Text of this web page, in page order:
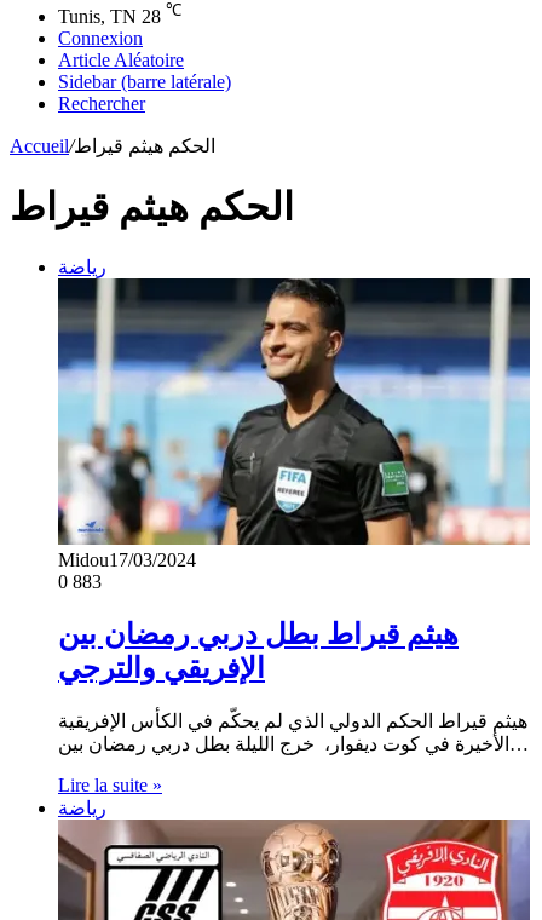
Tunis, TN 28 ℃
Connexion
Article Aléatoire
Sidebar (barre latérale)
Rechercher
Accueil/الحكم هيثم قيراط
الحكم هيثم قيراط
رياضة
Midou17/03/2024
0 883
هيثم قيراط بطل دربي رمضان بين
الإفريقي والترجي
هيثم قيراط الحكم الدولي الذي لم يحكّم في الكأس الإفريقية
الأخيرة في كوت ديفوار، خرج الليلة بطل دربي رمضان بين…
Lire la suite »
رياضة